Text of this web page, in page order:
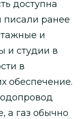
доступна
писали ранее
и
и студии в
в
обеспечение.
а газ обычно